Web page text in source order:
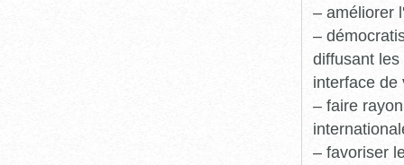
– améliorer
–
diffusant
interface de
– faire
– favoriser